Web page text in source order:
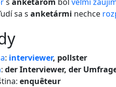
sa s anketármi nechce
: interviewer, pollster
: der Interviewer, der
enquêteur